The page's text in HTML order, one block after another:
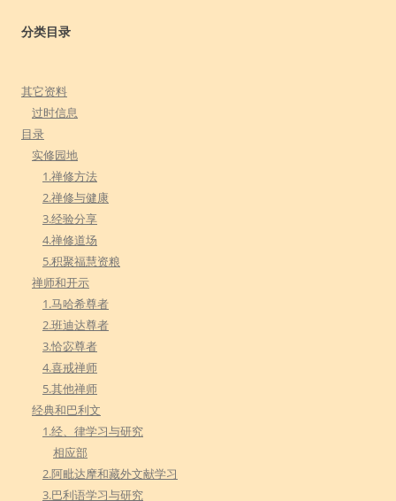
分类目录
其它资料
过时信息
目录
实修园地
1.禅修方法
2.禅修与健康
3.经验分享
4.禅修道场
5.积聚福慧资粮
禅师和开示
1.马哈希尊者
2.班迪达尊者
3.恰宓尊者
4.喜戒禅师
5.其他禅师
经典和巴利文
1.经、律学习与研究
相应部
2.阿毗达摩和藏外文献学习
3.巴利语学习与研究